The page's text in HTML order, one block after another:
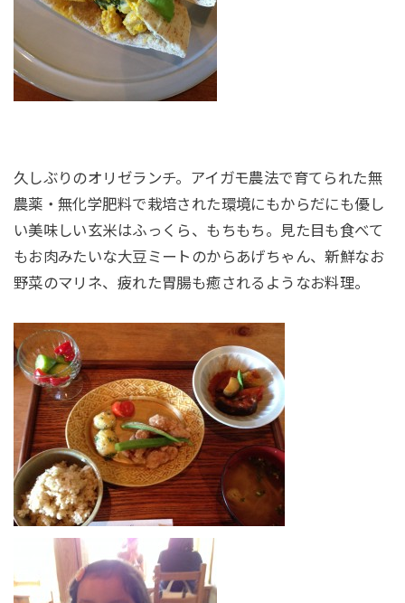
久しぶりのオリゼランチ。アイガモ農法で育てられた無
農薬・無化学肥料で栽培された環境にもからだにも優し
い美味しい玄米はふっくら、もちもち。見た目も食べて
もお肉みたいな大豆ミートのからあげちゃん、新鮮なお
野菜のマリネ、疲れた胃腸も癒されるようなお料理。